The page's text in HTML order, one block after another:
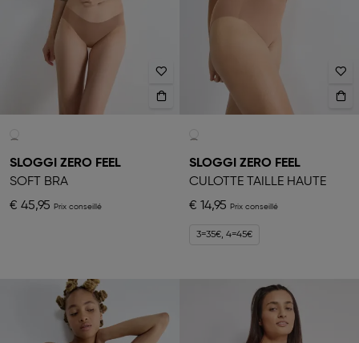
SLOGGI ZERO FEEL
SOFT BRA
€ 45,95
SLOGGI ZERO FEEL
CULOTTE TAILLE HAUTE
€ 14,95
3=35€, 4=45€